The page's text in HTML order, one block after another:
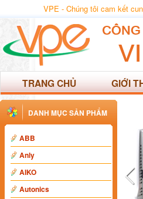
VPE - Chúng tôi cam kết
TRANG CHỦ GIỚI
DANH MỤC SẢN PHẨM
ABB
Anly
AIKO
Autonics